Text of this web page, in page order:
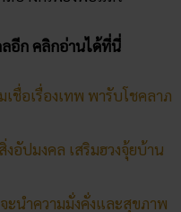
ลอีก คลิกอ่านได้ที่นี่
ชื่อเรื่องเทพ พารับโชคลาภ
อัปมงคล เสริมฮวงจุ้ยบ้าน
นำความมั่งคั่งและสุขภาพ